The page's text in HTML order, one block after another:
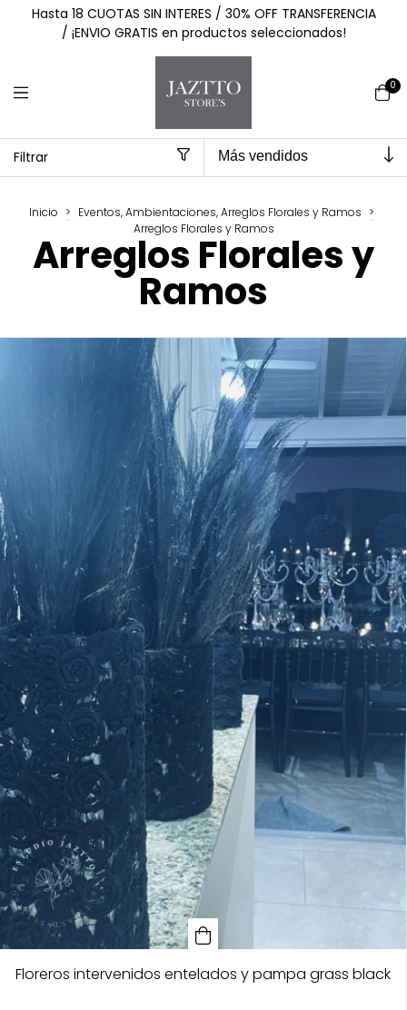
Hasta 18 CUOTAS SIN INTERES / 30% OFF TRANSFERENCIA
/ ¡ENVIO GRATIS en productos seleccionados!
0
Filtrar
Inicio > Eventos, Ambientaciones, Arreglos Florales y Ramos >
Arreglos Florales y Ramos
Arreglos Florales y
Ramos
Floreros intervenidos entelados y pampa grass black